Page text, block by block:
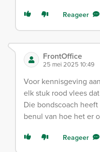
Reageer
FrontOffice
25 mei 2025 10:49
Voor kennisgeving
elk stuk rood vlees
Die bondscoach
benul van hoe het er
Reageer